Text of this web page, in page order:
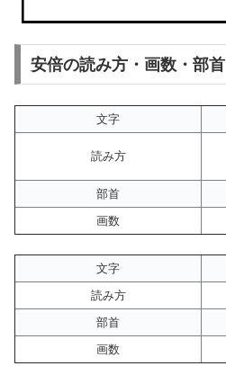
安倍の読み方・画数・部首
文字
読み方
部首
画数
文字
読み方
部首
画数